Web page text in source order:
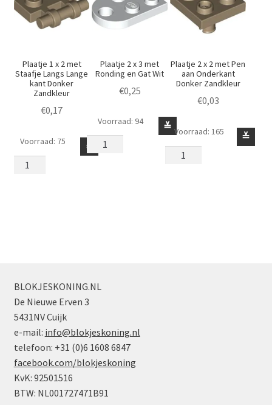
Plaatje 1 x 2 met
Staafje Langs Lange
kant Donker
Zandkleur
€0,17
Plaatje
1
Donker
Zandkleur
aantal
≚
Voorraad: 75
Plaatje 2 x 3 met
Ronding en Gat Wit
€0,25
Plaatje
2
x
≚
Voorraad: 94
Plaatje 2 x 2 met Pen
aan Onderkant
Donker Zandkleur
€0,03
Plaatje
2
≚
Voorraad: 165
BLOKJESKONING.NL
De Nieuwe Erven 3
5431NV Cuijk
e-mail: info@blokjeskoning.nl
telefoon: +31 (0)6 1608 6847
facebook.com/blokjeskoning
KvK: 92501516
BTW: NL001727471B91